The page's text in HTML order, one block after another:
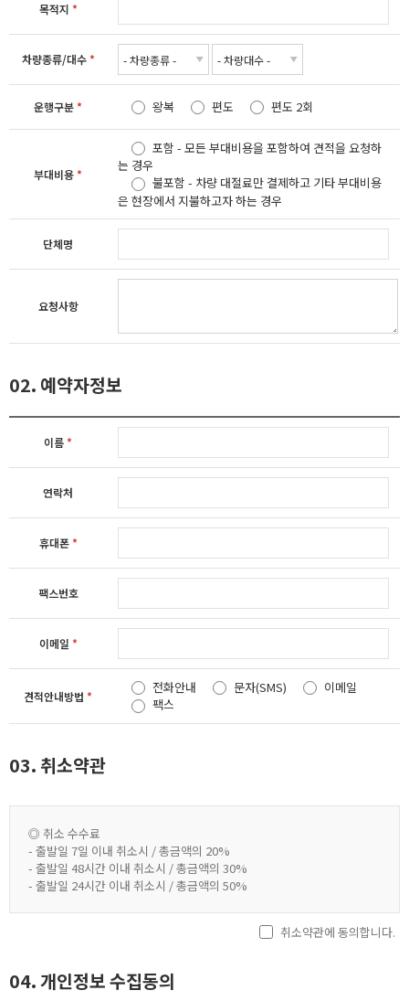
목적지 *
차량종류/대수*
운행구분* 왕복 편도 편도 2회
부대비용*
포함 - 모든 부대비용을 포함하여 견적을 요청하
는 경우
불포함 - 차량 대절료만 결제하고 기타 부대비용
은 현장에서 지불하고자 하는 경우
단체명
요청사항
02. 예약자정보
이름*
연락처
휴대폰*
팩스번호
이메일 *
견적안내방법 *
전화안내 문자(SMS)
이메일
팩스
03. 취소약관
◎ 취소 수수료
- 출발일 7일 이내 취소시 / 총금액의 20%
- 출발일 48시간 이내 취소시 / 총금액의 30%
- 출발일 24시간 이내 취소시 / 총금액의 50%
취소약관에 동의합니다.
04. 개인정보 수집동의